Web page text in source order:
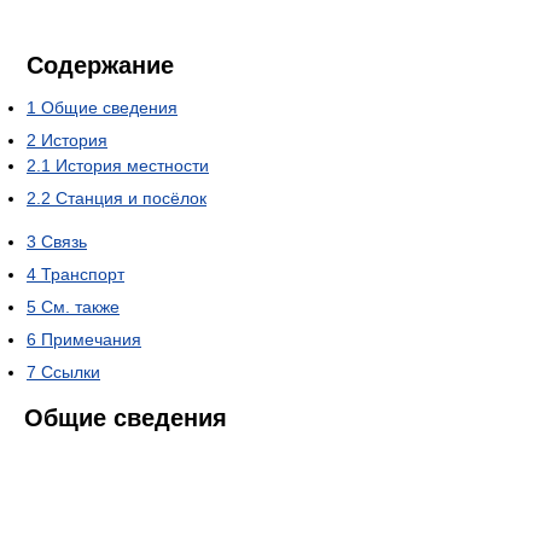
Содержание
1 Общие сведения
2 История
2.1 История местности
2.2 Станция и посёлок
3 Связь
4 Транспорт
5 См. также
6 Примечания
7 Ссылки
Общие сведения